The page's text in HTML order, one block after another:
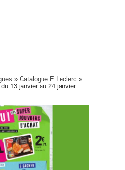
» Catalogue E.Leclerc »
13 janvier au 24 janvier